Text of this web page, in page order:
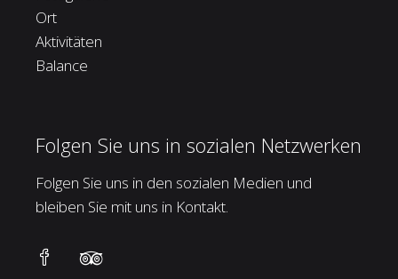
Ort
Aktivitäten
Balance
Folgen Sie uns in sozialen Netzwerken
Folgen Sie uns in den sozialen Medien und
bleiben Sie mit uns in Kontakt.